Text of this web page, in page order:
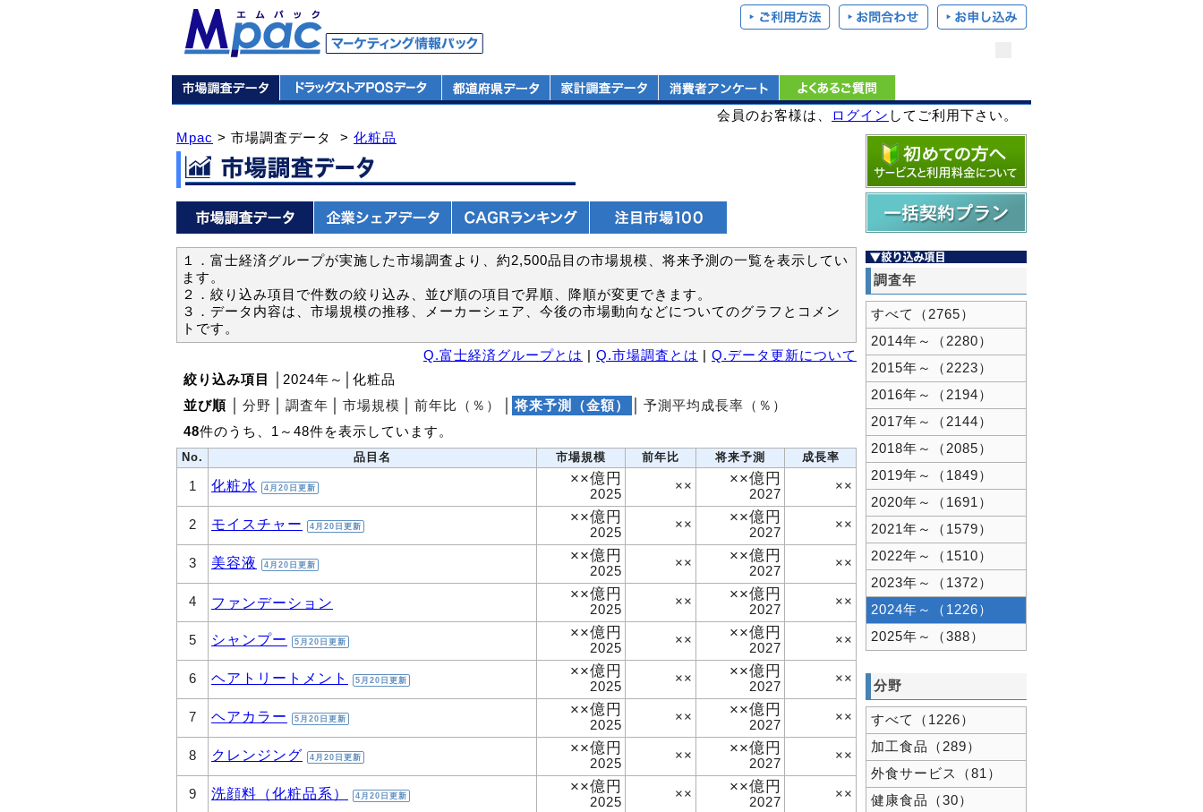
会員のお客様は、 ログイン してご利用下さい。
Mpac > 市場調査データ > 化粧品
１．富士経済グループが実施した市場調査より、約2,500品目の市場規模、将来予測の一覧を表示してい
ます。
２．絞り込み項目で件数の絞り込み、並び順の項目で昇順、降順が変更できます。
３．データ内容は、市場規模の推移、メーカーシェア、今後の市場動向などについてのグラフとコメン
トです。
Q.富士経済グループとは
Q.市場調査とは
Q.データ更新について
絞り込み項目
│2024年～│化粧品
並び順
分野 調査年 市場規模 前年比（％） 将来予測（金額）
予測平均成長率（％）
48件のうち、1～48件を表示しています。
No. 品目名 市場規模 前年比 将来予測 成長率
1 化粧水 4月20日更新
××億円
2025
×× ××億円
2027
××
2 モイスチャー 4月20日更新
××億円
2025
×× ××億円
2027
××
3 美容液 4月20日更新
××億円
2025
×× ××億円
2027
××
4 ファンデーション ××億円
2025
×× ××億円
2027
××
5 シャンプー 5月20日更新
××億円
2025
×× ××億円
2027
××
6 ヘアトリートメント 5月20日更新
××億円
2025
×× ××億円
2027
××
7 ヘアカラー 5月20日更新
××億円
2025
×× ××億円
2027
××
8 クレンジング 4月20日更新
××億円
2025
×× ××億円
2027
××
9 洗顔料（化粧品系） 4月20日更新
××億円
2025
×× ××億円
2027
××
調査年
すべて（2765）
2014年～（2280）
2015年～（2223）
2016年～（2194）
2017年～（2144）
2018年～（2085）
2019年～（1849）
2020年～（1691）
2021年～（1579）
2022年～（1510）
2023年～（1372）
2024年～（1226）
2025年～（388）
分野
すべて（1226）
加工食品（289）
外食サービス（81）
健康食品（30）